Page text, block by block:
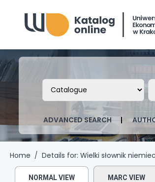
Biblioteka Uniwersytetu
Search the catalog by:
ADVANCED SEARCH
Home Details for: Wielki słownik
NORMAL VIEW MARC VIEW